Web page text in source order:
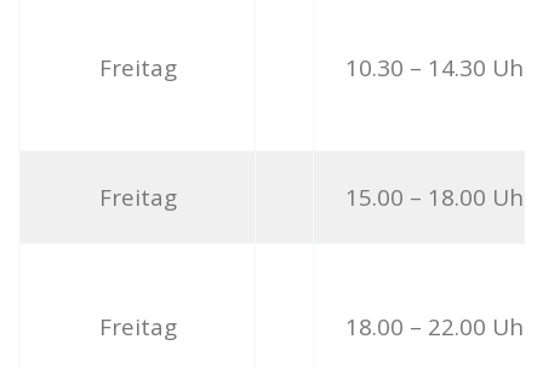
Freitag 10.30 – 14.30 Uhr
Freitag 15.00 – 18.00 Uhr
Freitag 18.00 – 22.00 Uhr